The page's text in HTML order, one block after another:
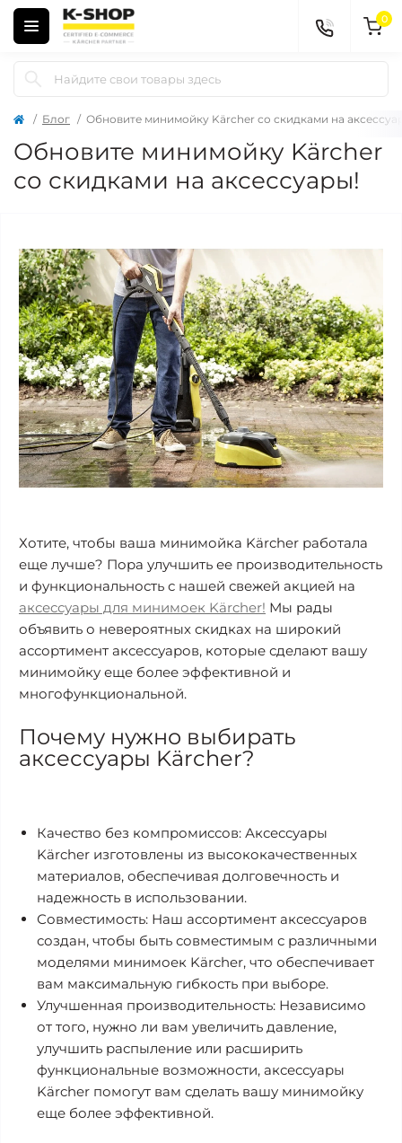
0
Блог Обновите минимойку Kärcher со скидками на
Обновите минимойку Kärcher
со скидками на аксессуары!
Хотите, чтобы ваша минимойка Kärcher работала
еще лучше? Пора улучшить ее производительность
и функциональность с нашей свежей акцией на
аксессуары для минимоек Kärcher! Мы рады
объявить о невероятных скидках на широкий
ассортимент аксессуаров, которые сделают вашу
минимойку еще более эффективной и
многофункциональной.
Почему нужно выбирать
аксессуары Kärcher?
Качество без компромиссов: Аксессуары
Kärcher изготовлены из высококачественных
материалов, обеспечивая долговечность и
надежность в использовании.
Совместимость: Наш ассортимент аксессуаров
создан, чтобы быть совместимым с различными
моделями минимоек Kärcher, что обеспечивает
вам максимальную гибкость при выборе.
Улучшенная производительность: Независимо
от того, нужно ли вам увеличить давление,
улучшить распыление или расширить
функциональные возможности, аксессуары
Kärcher помогут вам сделать вашу минимойку
еще более эффективной.